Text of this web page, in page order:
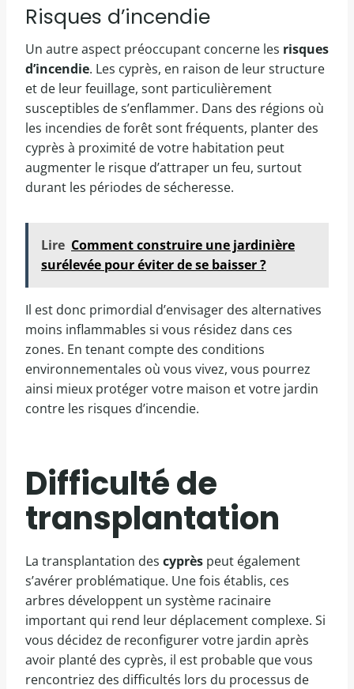
Risques d’incendie
Un autre aspect préoccupant concerne les risques
d’incendie. Les cyprès, en raison de leur structure
et de leur feuillage, sont particulièrement
susceptibles de s’enflammer. Dans des régions où
les incendies de forêt sont fréquents, planter des
cyprès à proximité de votre habitation peut
augmenter le risque d’attraper un feu, surtout
durant les périodes de sécheresse.
Lire Comment construire une jardinière
surélevée pour éviter de se baisser ?
Il est donc primordial d’envisager des alternatives
moins inflammables si vous résidez dans ces
zones. En tenant compte des conditions
environnementales où vous vivez, vous pourrez
ainsi mieux protéger votre maison et votre jardin
contre les risques d’incendie.
Difficulté de
transplantation
La transplantation des cyprès peut également
s’avérer problématique. Une fois établis, ces
arbres développent un système racinaire
important qui rend leur déplacement complexe. Si
vous décidez de reconfigurer votre jardin après
avoir planté des cyprès, il est probable que vous
rencontriez des difficultés lors du processus de